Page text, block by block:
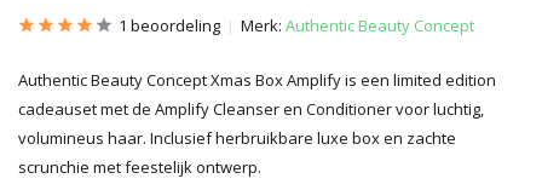
1 beoordeling Merk: Authentic Beauty Concept
Authentic Beauty Concept Xmas Box Amplify is een limited edition
cadeauset met de Amplify Cleanser en Conditioner voor luchtig,
volumineus haar. Inclusief herbruikbare luxe box en zachte
scrunchie met feestelijk ontwerp.